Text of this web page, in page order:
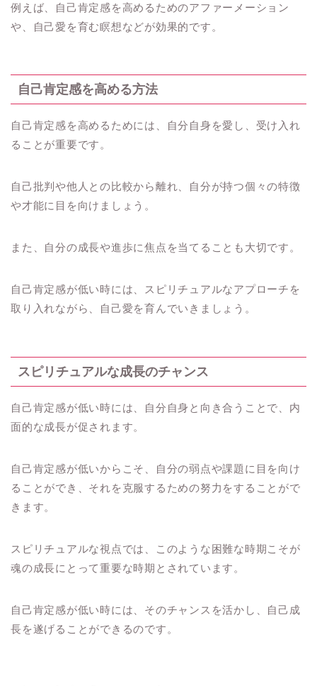
例えば、自己肯定感を高めるためのアファーメーション
や、自己愛を育む瞑想などが効果的です。
自己肯定感を高める方法
自己肯定感を高めるためには、自分自身を愛し、受け入れ
ることが重要です。
自己批判や他人との比較から離れ、自分が持つ個々の特徴
や才能に目を向けましょう。
また、自分の成長や進歩に焦点を当てることも大切です。
自己肯定感が低い時には、スピリチュアルなアプローチを
取り入れながら、自己愛を育んでいきましょう。
スピリチュアルな成長のチャンス
自己肯定感が低い時には、自分自身と向き合うことで、内
面的な成長が促されます。
自己肯定感が低いからこそ、自分の弱点や課題に目を向け
ることができ、それを克服するための努力をすることがで
きます。
スピリチュアルな視点では、このような困難な時期こそが
魂の成長にとって重要な時期とされています。
自己肯定感が低い時には、そのチャンスを活かし、自己成
長を遂げることができるのです。